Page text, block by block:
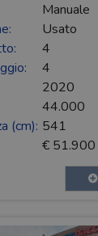
Manuale
Usato
4
4
2020
44.000
(cm): 541
€ 51.900